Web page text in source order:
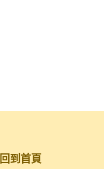
回到首頁